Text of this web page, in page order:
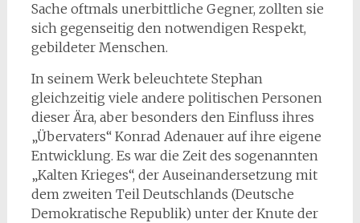
Sache oftmals unerbittliche Gegner, zollten sie
sich gegenseitig den notwendigen Respekt,
gebildeter Menschen.
In seinem Werk beleuchtete Stephan
gleichzeitig viele andere politischen Personen
dieser Ära, aber besonders den Einfluss ihres
„Übervaters“ Konrad Adenauer auf ihre eigene
Entwicklung. Es war die Zeit des sogenannten
„Kalten Krieges“, der Auseinandersetzung mit
dem zweiten Teil Deutschlands (Deutsche
Demokratische Republik) unter der Knute der